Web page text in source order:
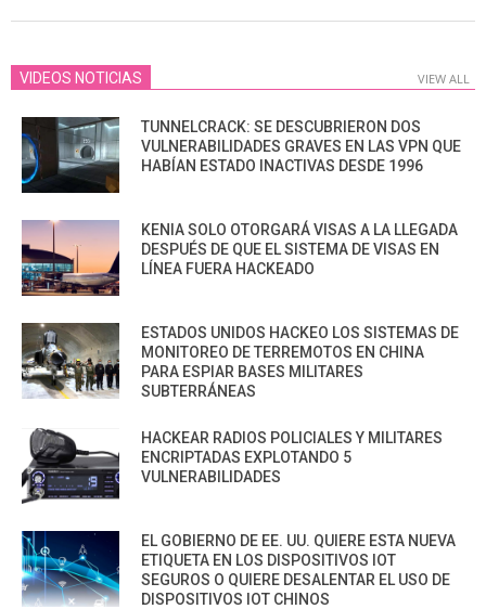
VIDEOS NOTICIAS VIEW ALL
TUNNELCRACK: SE DESCUBRIERON DOS
VULNERABILIDADES GRAVES EN LAS VPN QUE
HABÍAN ESTADO INACTIVAS DESDE 1996
KENIA SOLO OTORGARÁ VISAS A LA LLEGADA
DESPUÉS DE QUE EL SISTEMA DE VISAS EN
LÍNEA FUERA HACKEADO
ESTADOS UNIDOS HACKEO LOS SISTEMAS DE
MONITOREO DE TERREMOTOS EN CHINA
PARA ESPIAR BASES MILITARES
SUBTERRÁNEAS
HACKEAR RADIOS POLICIALES Y MILITARES
ENCRIPTADAS EXPLOTANDO 5
VULNERABILIDADES
EL GOBIERNO DE EE. UU. QUIERE ESTA NUEVA
ETIQUETA EN LOS DISPOSITIVOS IOT
SEGUROS O QUIERE DESALENTAR EL USO DE
DISPOSITIVOS IOT CHINOS